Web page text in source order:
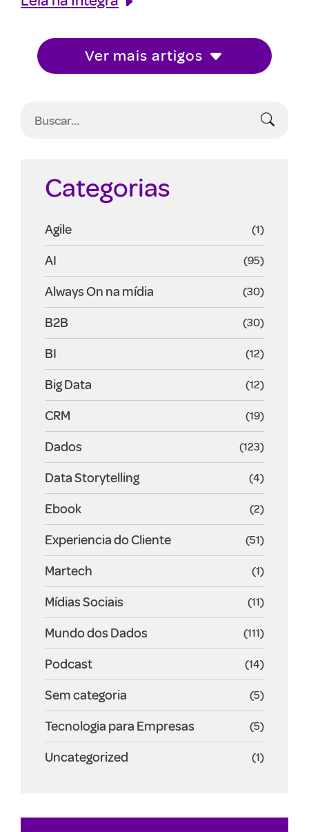
Ver mais artigos
Categorias
Agile (1)
AI (95)
Always On na mídia (30)
B2B (30)
BI (12)
Big Data (12)
CRM (19)
Dados (123)
Data Storytelling (4)
Ebook (2)
Experiencia do Cliente (51)
Martech (1)
Mídias Sociais (11)
Mundo dos Dados (111)
Podcast (14)
Sem categoria (5)
Tecnologia para Empresas (5)
Uncategorized (1)